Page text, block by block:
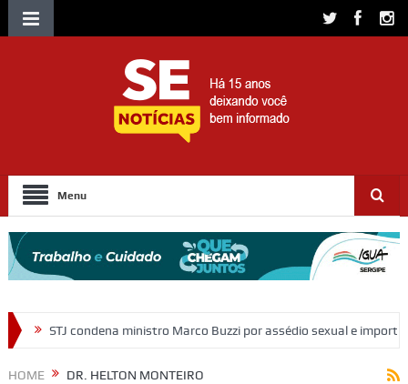
Menu
Marco Buzzi por assédio sexual e importunação Moradores
HOME DR. HELTON MONTEIRO